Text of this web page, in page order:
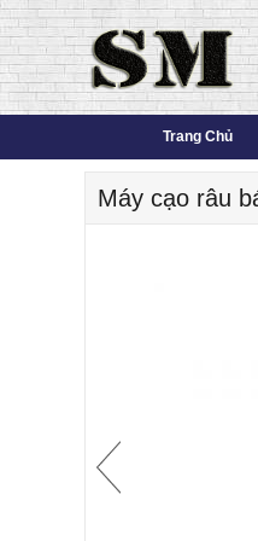
Trang Chủ
Máy cạo râu
Bảo hành